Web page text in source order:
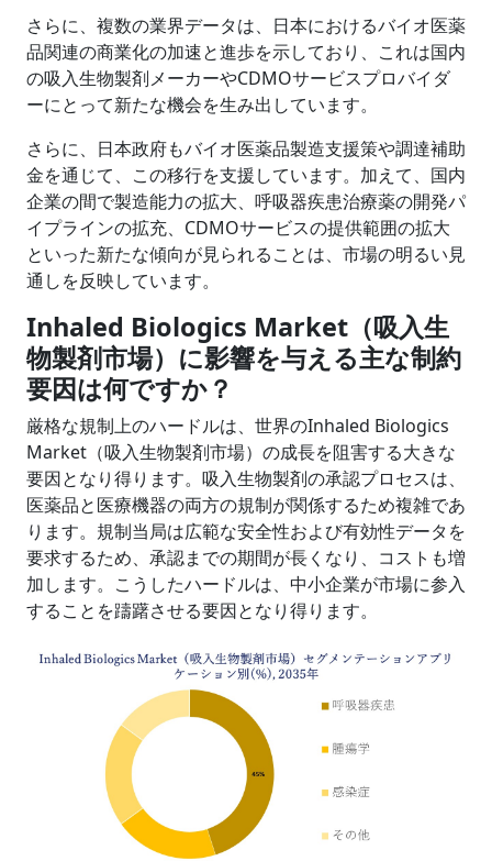
さらに、複数の業界データは、日本におけるバイオ医薬
品関連の商業化の加速と進歩を示しており、これは国内
の吸入生物製剤メーカーやCDMOサービスプロバイダ
ーにとって新たな機会を生み出しています。
さらに、日本政府もバイオ医薬品製造支援策や調達補助
金を通じて、この移行を支援しています。加えて、国内
企業の間で製造能力の拡大、呼吸器疾患治療薬の開発パ
イプラインの拡充、CDMOサービスの提供範囲の拡大
といった新たな傾向が見られることは、市場の明るい見
通しを反映しています。
Inhaled Biologics Market（吸入生
物製剤市場）に影響を与える主な制約
要因は何ですか？
厳格な規制上のハードルは、世界のInhaled Biologics
Market（吸入生物製剤市場）の成長を阻害する大きな
要因となり得ります。吸入生物製剤の承認プロセスは、
医薬品と医療機器の両方の規制が関係するため複雑であ
ります。規制当局は広範な安全性および有効性データを
要求するため、承認までの期間が長くなり、コストも増
加します。こうしたハードルは、中小企業が市場に参入
することを躊躇させる要因となり得ります。